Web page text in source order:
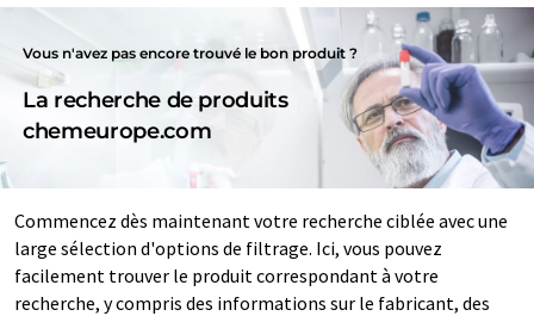
Vous n'avez pas encore trouvé le bon produit ?
La recherche de produits
chemeurope.com
Commencez dès maintenant votre recherche ciblée avec une
large sélection d'options de filtrage. Ici, vous pouvez
facilement trouver le produit correspondant à votre
recherche, y compris des informations sur le fabricant, des